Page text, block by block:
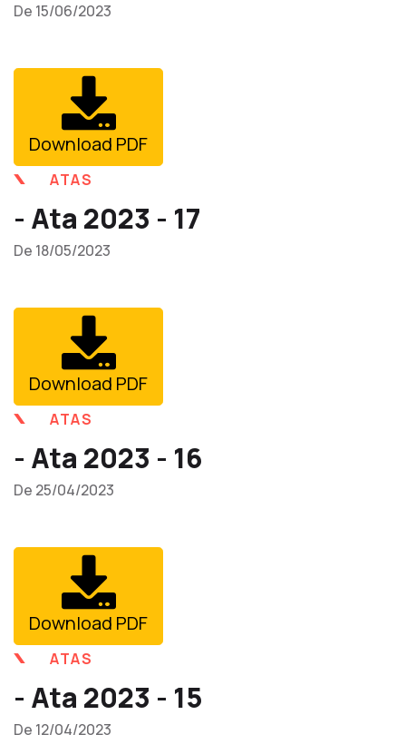
De 15/06/2023
Download PDF
ATAS
- Ata 2023 - 17
De 18/05/2023
Download PDF
ATAS
- Ata 2023 - 16
De 25/04/2023
Download PDF
ATAS
- Ata 2023 - 15
De 12/04/2023